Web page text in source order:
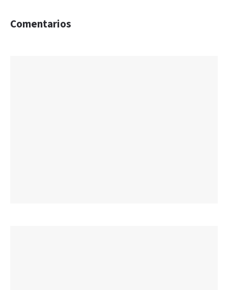
Comentarios